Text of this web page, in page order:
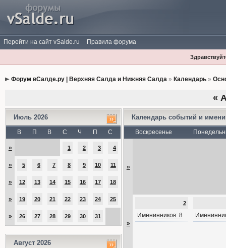
Перейти на сайт vSalde.ru Правила форума
Форум вСалде.ру | Верхняя Салда и Нижняя Салда» Календарь»
«
Июль 2026
В П В С Ч П С
» 1 2 3 4
» 5 6 7 8 9 10 11
» 12 13 14 15 16 17 18
» 19 20 21 22 23 24 25
» 26 27 28 29 30 31
Август 2026
Календарь событий и
Воскресенье
»
»
2
Именинников: 8